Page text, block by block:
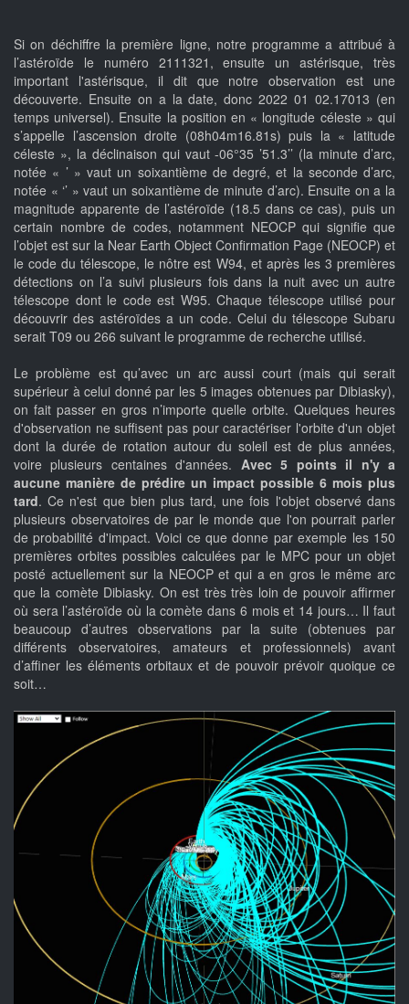
Si on déchiffre la première ligne, notre programme a attribué à
l’astéroïde le numéro 2111321, ensuite un astérisque, très
important l'astérisque, il dit que notre observation est une
découverte. Ensuite on a la date, donc 2022 01 02.17013 (en
temps universel). Ensuite la position en « longitude céleste » qui
s’appelle l’ascension droite (08h04m16.81s) puis la « latitude
céleste », la déclinaison qui vaut -06°35 ’51.3’’ (la minute d’arc,
notée « ’ » vaut un soixantième de degré, et la seconde d’arc,
notée « ‘’ » vaut un soixantième de minute d’arc). Ensuite on a la
magnitude apparente de l’astéroïde (18.5 dans ce cas), puis un
certain nombre de codes, notamment NEOCP qui signifie que
l’objet est sur la Near Earth Object Confirmation Page (NEOCP) et
le code du télescope, le nôtre est W94, et après les 3 premières
détections on l’a suivi plusieurs fois dans la nuit avec un autre
télescope dont le code est W95. Chaque télescope utilisé pour
découvrir des astéroïdes a un code. Celui du télescope Subaru
serait T09 ou 266 suivant le programme de recherche utilisé.
Le problème est qu’avec un arc aussi court (mais qui serait
supérieur à celui donné par les 5 images obtenues par Dibiasky),
on fait passer en gros n’importe quelle orbite. Quelques heures
d'observation ne suffisent pas pour caractériser l'orbite d'un objet
dont la durée de rotation autour du soleil est de plus années,
voire plusieurs centaines d'années. Avec 5 points il n'y a
aucune manière de prédire un impact possible 6 mois plus
tard. Ce n'est que bien plus tard, une fois l'objet observé dans
plusieurs observatoires de par le monde que l'on pourrait parler
de probabilité d'impact. Voici ce que donne par exemple les 150
premières orbites possibles calculées par le MPC pour un objet
posté actuellement sur la NEOCP et qui a en gros le même arc
que la comète Dibiasky. On est très très loin de pouvoir affirmer
où sera l’astéroïde où la comète dans 6 mois et 14 jours… Il faut
beaucoup d’autres observations par la suite (obtenues par
différents observatoires, amateurs et professionnels) avant
d’affiner les éléments orbitaux et de pouvoir prévoir quoique ce
soit…